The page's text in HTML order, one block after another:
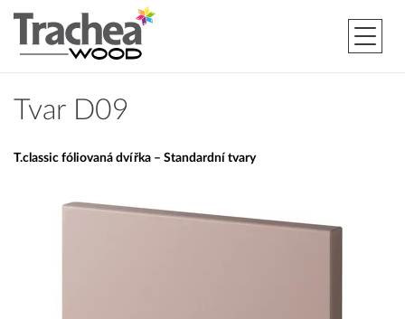
Tvar D09
T.classic fóliovaná dvířka – Standardní tvary